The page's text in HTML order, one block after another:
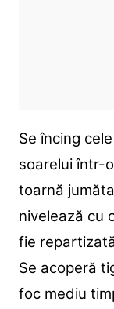
Se încing
soarelui într-
toarnă
nivelează cu
fie
Se acoperă
foc mediu